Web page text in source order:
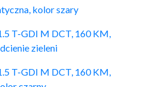
kolor szary
T-GDI M DCT, 160 KM,
zieleni
T-GDI M DCT, 160 KM,